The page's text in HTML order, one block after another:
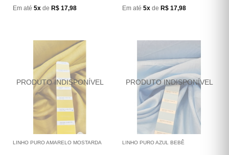
Em até 5x de R$ 17,98 Em até 5x de R$ 17,98
LINHO PURO AMARELO MOSTARDA LINHO PURO AZUL BEBÊ